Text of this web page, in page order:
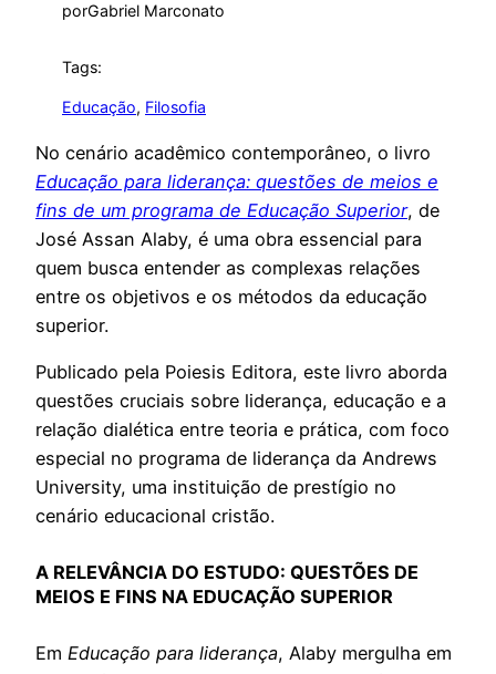
porGabriel Marconato
Tags:
Educação, Filosofia
No cenário acadêmico contemporâneo, o livro
Educação para liderança: questões de meios e
fins de um programa de Educação Superior, de
José Assan Alaby, é uma obra essencial para
quem busca entender as complexas relações
entre os objetivos e os métodos da educação
superior.
Publicado pela Poiesis Editora, este livro aborda
questões cruciais sobre liderança, educação e a
relação dialética entre teoria e prática, com foco
especial no programa de liderança da Andrews
University, uma instituição de prestígio no
cenário educacional cristão.
A RELEVÂNCIA DO ESTUDO: QUESTÕES DE
MEIOS E FINS NA EDUCAÇÃO SUPERIOR
Em Educação para liderança, Alaby mergulha em